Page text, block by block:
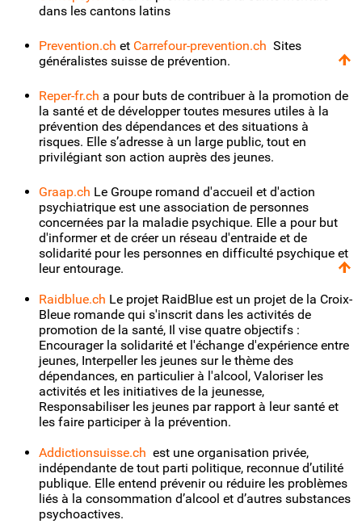
dans les cantons latins
Prevention.ch et Carrefour-prevention.ch Sites
généralistes suisse de prévention.
Reper-fr.ch a pour buts de contribuer à la promotion de
la santé et de développer toutes mesures utiles à la
prévention des dépendances et des situations à
risques. Elle s’adresse à un large public, tout en
privilégiant son action auprès des jeunes.
Graap.ch Le Groupe romand d'accueil et d'action
psychiatrique est une association de personnes
concernées par la maladie psychique. Elle a pour but
d'informer et de créer un réseau d'entraide et de
solidarité pour les personnes en difficulté psychique et
leur entourage.
Raidblue.ch Le projet RaidBlue est un projet de la Croix-
Bleue romande qui s'inscrit dans les activités de
promotion de la santé, Il vise quatre objectifs :
Encourager la solidarité et l'échange d'expérience entre
jeunes, Interpeller les jeunes sur le thème des
dépendances, en particulier à l'alcool, Valoriser les
activités et les initiatives de la jeunesse,
Responsabiliser les jeunes par rapport à leur santé et
les faire participer à la prévention.
Addictionsuisse.ch est une organisation privée,
indépendante de tout parti politique, reconnue d’utilité
publique. Elle entend prévenir ou réduire les problèmes
liés à la consommation d’alcool et d’autres substances
psychoactives.